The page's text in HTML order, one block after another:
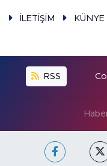
İLETİŞİM KÜNYE
RSS